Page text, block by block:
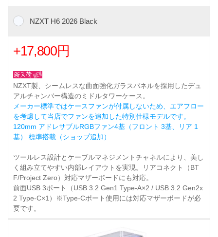
NZXT H6 2026 Black
+17,800円
NZXT製、シームレスな曲面強化ガラスパネルを採用したデュ
アルチャンバー構造のミドルタワーケース。
メーカー標準ではケースファンが付属しないため、エアフロー
を考慮して当店でファンを追加した特別仕様モデルです。
120mm アドレサブルRGBファン4基（フロント 3基、リア 1
基） 標準搭載（ショップ追加）
ツールレス設計とケーブルマネジメントチャネルにより、美し
く組み立てやすい内部レイアウトを実現。リアコネクト（BT
F/Project Zero）対応マザーボードにも対応。
前面USB 3ポート（USB 3.2 Gen1 Type-A×2 / USB 3.2 Gen2x
2 Type-C×1）※Type-Cポート使用には対応マザーボードが必
要です。